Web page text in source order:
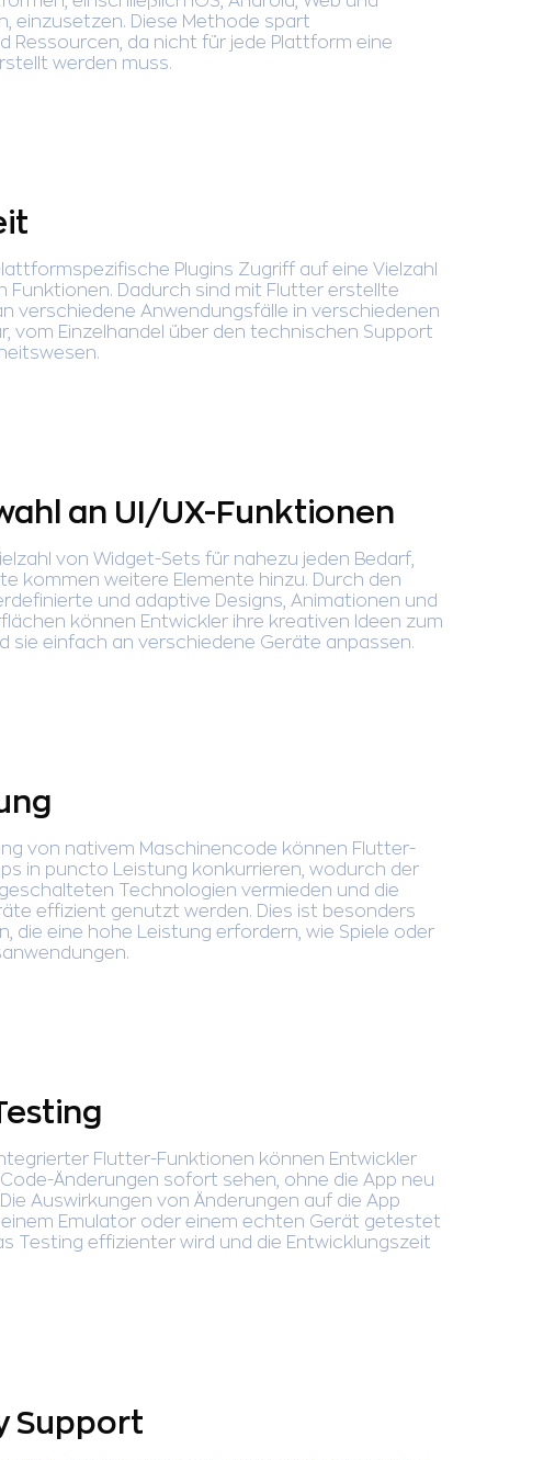
einzusetzen. Diese Methode spart
Ressourcen, da nicht für jede Plattform eine
werden muss.
Plugins Zugriff auf eine Vielzahl
Funktionen. Dadurch sind mit Flutter erstellte
verschiedene Anwendungsfälle in verschiedenen
vom Einzelhandel über den technischen Support
an UI/UX-Funktionen
von Widget-Sets für nahezu jeden Bedarf,
kommen weitere Elemente hinzu. Durch den
und adaptive Designs, Animationen und
können Entwickler ihre kreativen Ideen zum
sie einfach an verschiedene Geräte anpassen.
von nativem Maschinencode können Flutter-
in puncto Leistung konkurrieren, wodurch der
Technologien vermieden und die
effizient genutzt werden. Dies ist besonders
die eine hohe Leistung erfordern, wie Spiele oder
Flutter-Funktionen können Entwickler
Änderungen sofort sehen, ohne die App neu
Auswirkungen von Änderungen auf die App
Emulator oder einem echten Gerät getestet
Testing effizienter wird und die Entwicklungszeit
Support